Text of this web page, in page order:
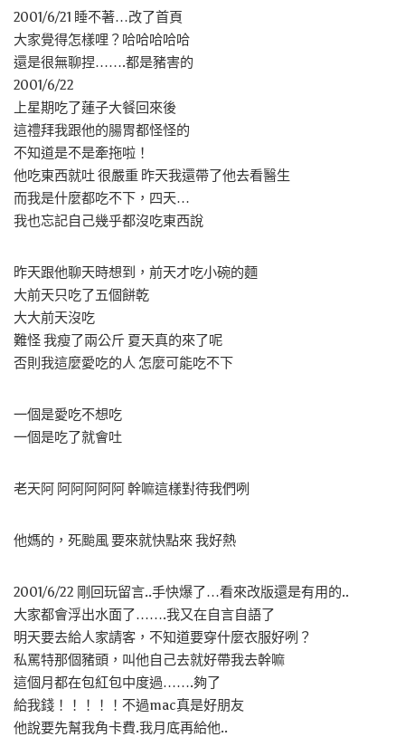
2001/6/21 睡不著…改了首頁
大家覺得怎樣哩？哈哈哈哈哈
還是很無聊捏…….都是豬害的
2001/6/22
上星期吃了蓮子大餐回來後
這禮拜我跟他的腸胃都怪怪的
不知道是不是牽拖啦！
他吃東西就吐 很嚴重 昨天我還帶了他去看醫生
而我是什麼都吃不下，四天…
我也忘記自己幾乎都沒吃東西說
昨天跟他聊天時想到，前天才吃小碗的麵
大前天只吃了五個餅乾
大大前天沒吃
難怪 我瘦了兩公斤 夏天真的來了呢
否則我這麼愛吃的人 怎麼可能吃不下
一個是愛吃不想吃
一個是吃了就會吐
老天阿 阿阿阿阿阿 幹嘛這樣對待我們咧
他媽的，死颱風 要來就快點來 我好熱
2001/6/22 剛回玩留言..手快爆了…看來改版還是有用的..
大家都會浮出水面了…….我又在自言自語了
明天要去給人家請客，不知道要穿什麼衣服好咧？
私罵特那個豬頭，叫他自己去就好帶我去幹嘛
這個月都在包紅包中度過…….夠了
給我錢！！！！！不過mac真是好朋友
他說要先幫我角卡費.我月底再給他..